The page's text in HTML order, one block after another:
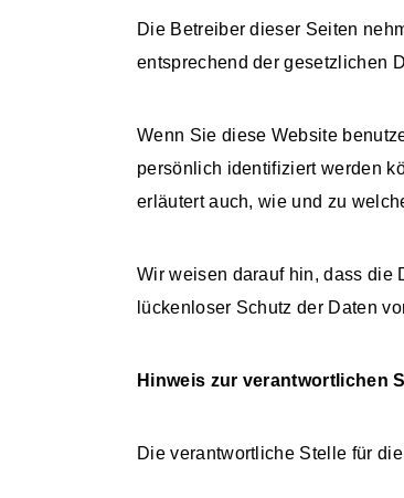
Die Betreiber dieser Seiten
entsprechend der gesetzlichen
Wenn Sie diese Website
persönlich identifiziert werden
erläutert auch, wie und zu
Wir weisen darauf hin, dass die
lückenloser Schutz der Daten
Hinweis zur verantwortlichen
Die verantwortliche Stelle für